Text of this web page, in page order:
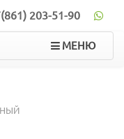
203-51-90
МЕНЮ